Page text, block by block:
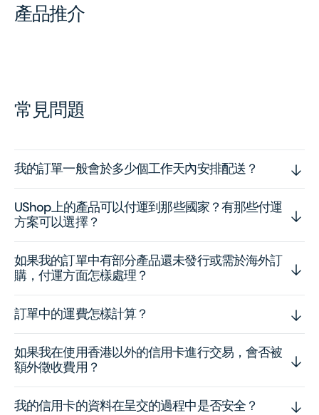
產品推介
常見問題
我的訂單一般會於多少個工作天內安排配送？
UShop上的產品可以付運到那些國家？有那些付運
方案可以選擇？
如果我的訂單中有部分產品還未發行或需於海外訂
購，付運方面怎樣處理？
訂單中的運費怎樣計算？
如果我在使用香港以外的信用卡進行交易，會否被
額外徵收費用？
我的信用卡的資料在呈交的過程中是否安全？